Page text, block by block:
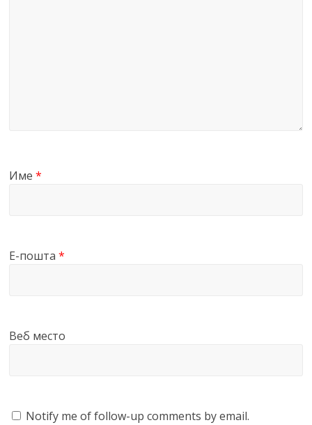
Име*
Е-пошта*
Веб место
Notify me of follow-up comments by email.